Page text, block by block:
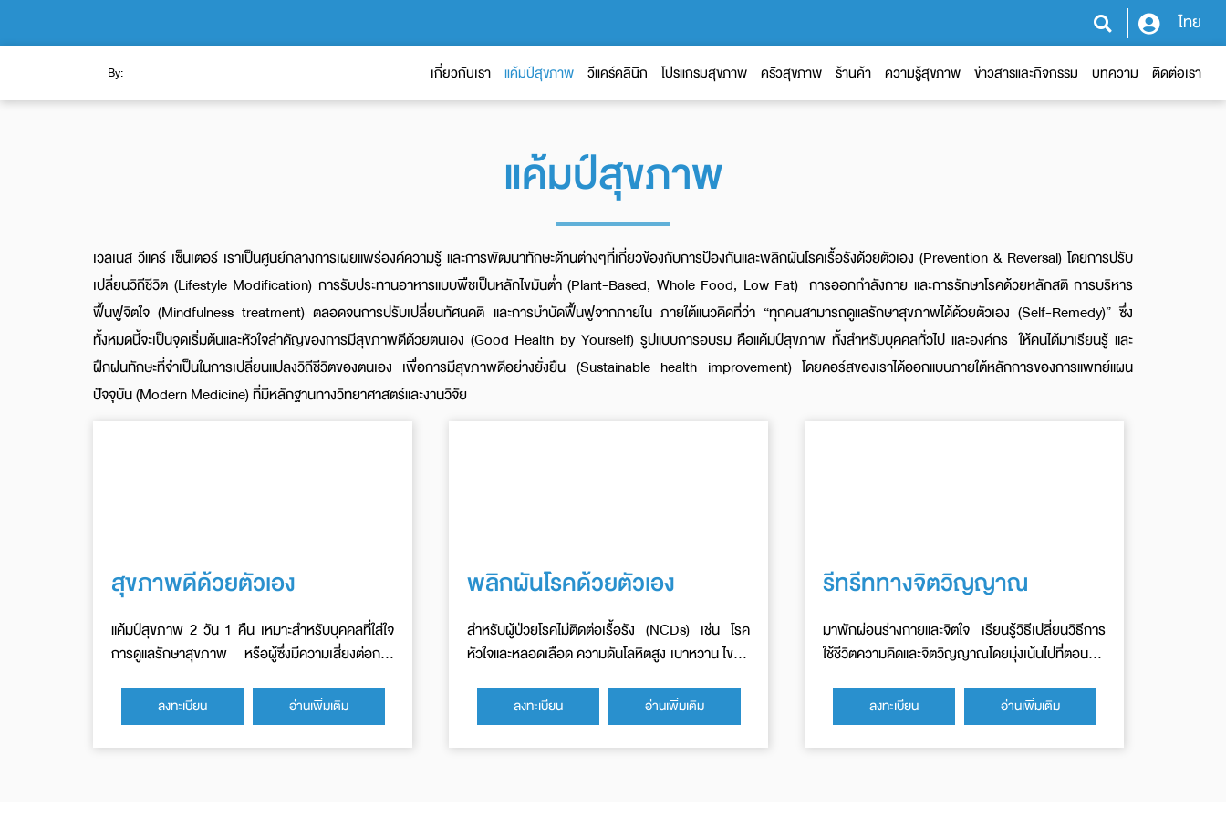
ไทย
By: เกี่ยวกับเรา แค้มป์สุขภาพ วีแคร์คลินิก โปรแกรมสุขภาพ ครัวสุขภาพ ร้านค้า ความรู้สุขภาพ ข่าวสารและกิจกรรม บทความ ติดต่อเรา
แค้มป์สุขภาพ
เวลเนส วีแคร์ เซ็นเตอร์ เราเป็นศูนย์กลางการเผยแพร่องค์ความรู้ และการพัฒนาทักษะด้านต่างๆที่เกี่ยวข้องกับการป้องกันและพลิกผันโรคเรื้อรังด้วยตัวเอง (Prevention & Reversal) โดยการปรับ
เปลี่ยนวิถีชีวิต (Lifestyle Modification) การรับประทานอาหารแบบพืชเป็นหลักไขมันต่ำ (Plant-Based, Whole Food, Low Fat) การออกกำลังกาย และการรักษาโรคด้วยหลักสติ การบริหาร
ฟื้นฟูจิตใจ (Mindfulness treatment) ตลอดจนการปรับเปลี่ยนทัศนคติ และการบำบัดฟื้นฟูจากภายใน ภายใต้แนวคิดที่ว่า “ทุกคนสามารถดูแลรักษาสุขภาพได้ด้วยตัวเอง (Self-Remedy)” ซึ่ง
ทั้งหมดนี้จะเป็นจุดเริ่มต้นและหัวใจสำคัญของการมีสุขภาพดีด้วยตนเอง (Good Health by Yourself) รูปแบบการอบรม คือแค้มป์สุขภาพ ทั้งสำหรับบุคคลทั่วไป และองค์กร ให้คนได้มาเรียนรู้ และ
ฝึกฝนทักษะที่จำเป็นในการเปลี่ยนแปลงวิถีชีวิตของตนเอง เพื่อการมีสุขภาพดีอย่างยั่งยืน (Sustainable health improvement) โดยคอร์สของเราได้ออกแบบภายใต้หลักการของการแพทย์แผน
ปัจจุบัน (Modern Medicine) ที่มีหลักฐานทางวิทยาศาสตร์และงานวิจัย
สุขภาพดีด้วยตัวเอง
แค้มป์สุขภาพ 2 วัน 1 คืน เหมาะสำหรับบุคคลที่ใส่ใจ
การดูแลรักษาสุขภาพ หรือผู้ซึ่งมีความเสี่ยงต่อการ
ลงทะเบียน อ่านเพิ่มเติม
พลิกผันโรคด้วยตัวเอง
สำหรับผู้ป่วยโรคไม่ติดต่อเรื้อรัง (NCDs) เช่น โรค
หัวใจและหลอดเลือด ความดันโลหิตสูง เบาหวาน ไขมัน
ลงทะเบียน อ่านเพิ่มเติม
รีทรีททางจิตวิญญาณ
มาพักผ่อนร่างกายและจิตใจ เรียนรู้วิธีเปลี่ยนวิธีการ
ใช้ชีวิตความคิดและจิตวิญญาณโดยมุ่งเน้นไปที่ตอนนี้
ลงทะเบียน อ่านเพิ่มเติม